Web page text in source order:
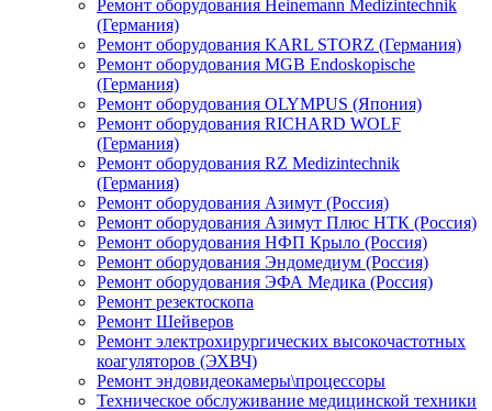
Ремонт оборудования Heinemann Medizintechnik
(Германия)
Ремонт оборудования KARL STORZ (Германия)
Ремонт оборудования MGB Endoskopische
(Германия)
Ремонт оборудования OLYMPUS (Япония)
Ремонт оборудования RICHARD WOLF
(Германия)
Ремонт оборудования RZ Medizintechnik
(Германия)
Ремонт оборудования Азимут (Россия)
Ремонт оборудования Азимут Плюс НТК (Россия)
Ремонт оборудования НФП Крыло (Россия)
Ремонт оборудования Эндомедиум (Россия)
Ремонт оборудования ЭФА Медика (Россия)
Ремонт резектоскопа
Ремонт Шейверов
Ремонт электрохирургических высокочастотных
коагуляторов (ЭХВЧ)
Ремонт эндовидеокамеры\процессоры
Техническое обслуживание медицинской техники